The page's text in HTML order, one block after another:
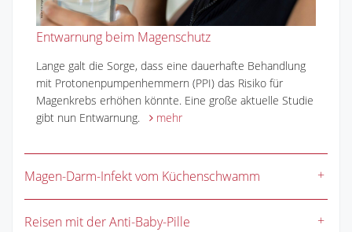
Entwarnung beim Magenschutz
Lange galt die Sorge, dass eine dauerhafte Behandlung
mit Protonenpumpenhemmern (PPI) das Risiko für
Magenkrebs erhöhen könnte. Eine große aktuelle Studie
gibt nun Entwarnung.
mehr
Magen-Darm-Infekt vom Küchenschwamm
Reisen mit der Anti-Baby-Pille